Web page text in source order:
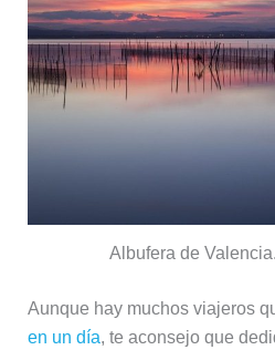
Albufera de
Aunque hay muchos viajeros
en un día, te aconsejo que